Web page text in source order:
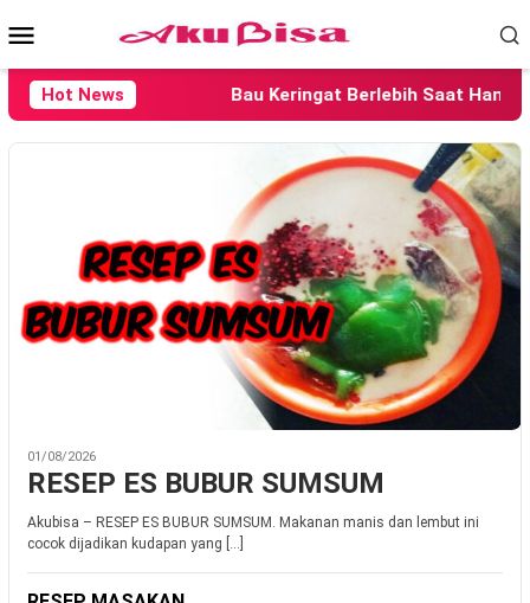
ke
Menu
Mobile
Hot News Bau Keringat Berlebih Saat Hamil
01/08/2026
RESEP ES BUBUR SUMSUM
Akubisa – RESEP ES BUBUR SUMSUM. Makanan manis dan lembut ini
cocok dijadikan kudapan yang […]